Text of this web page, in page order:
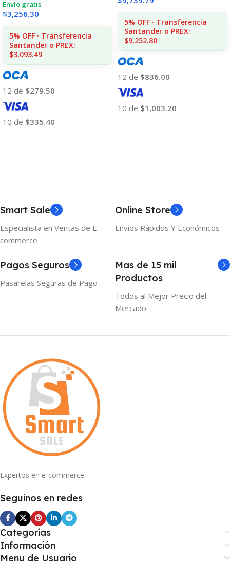
Envío gratis
$3,256.30
5% OFF · Transferencia
Santander o PREX:
$3,093.49
12 de $279.50
10 de $335.40
5% OFF · Transferencia
Santander o PREX:
$9,252.80
12 de $836.00
10 de $1,003.20
Smart Sale
Especialista en Ventas de E-
commerce
Online Store
Envíos Rápidos Y Económicos
Pagos Seguros
Pasarelas Seguras de Pago
Mas de 15 mil
Productos
Todos al Mejor Precio del
Mercado
Expertos en e-commerce
Seguinos en redes
Categorías
Información
Menu de Usuario